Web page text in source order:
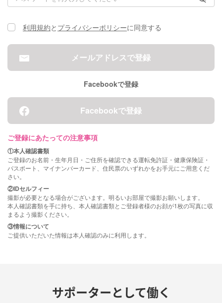
利用規約と プライバシーポリシーに同意する
メールアドレスで登録
Facebookで登録
Facebookで登録
ご登録にあたっての注意事項
①本人確認書類
ご登録のお名前・生年月日・ご住所を確認できる運転免許証・健康保険証・
パスポート、マイナンバーカード、住民票のいずれかをお手元にご用意くだ
さい。
②IDセルフィー
撮影が必要となる場合がございます。明るいお部屋で撮影お願いします。
本人確認書類を手に持ち、本人確認書類とご登録者様のお顔が1枚の写真に収
まるよう撮影ください。
③情報について
ご提供いただいた情報は本人確認のみに利用します。
サポーターとして働く